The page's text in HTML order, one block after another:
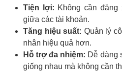
Tiện lợi: Không cần đăng
giữa các tài khoản.
Tăng hiệu suất: Quản lý
nhân hiệu quả hơn.
Hỗ trợ đa nhiệm: Dễ dàng
giống nhau mà không cần